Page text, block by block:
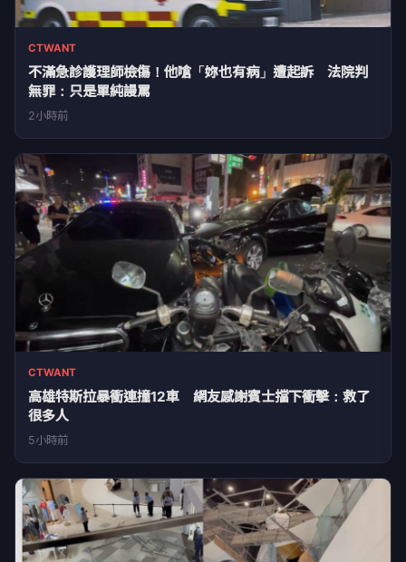
CTWANT
不滿急診護理師檢傷！他嗆「妳也有病」遭起訴 法院判
無罪：只是單純謾罵
2小時前
CTWANT
高雄特斯拉暴衝連撞12車 網友感謝賓士擋下衝擊：救了
很多人
5小時前